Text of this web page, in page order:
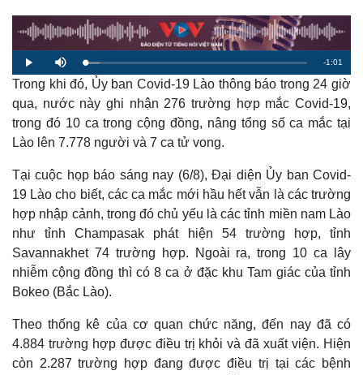
P
l
a
y
M
u
t
e
L
o
a
d
d
6
.
7
1
R
e
m
g
m
-1:01
Trong khi đó, Ủy ban Covid-19 Lào thông báo trong 24 giờ
qua, nước này ghi nhận 276 trường hợp mắc Covid-19,
trong đó 10 ca trong cộng đồng, nâng tổng số ca mắc tại
Lào lên 7.778 người và 7 ca tử vong.
Tại cuộc họp báo sáng nay (6/8), Đại diện Ủy ban Covid-
19 Lào cho biết, các ca mắc mới hầu hết vẫn là các trường
hợp nhập cảnh, trong đó chủ yếu là các tỉnh miền nam Lào
như tỉnh Champasak phát hiện 54 trường hợp, tỉnh
Savannakhet 74 trường hợp. Ngoài ra, trong 10 ca lây
nhiễm cộng đồng thì có 8 ca ở đặc khu Tam giác của tỉnh
Bokeo (Bắc Lào).
Theo thống kê của cơ quan chức năng, đến nay đã có
4.884 trường hợp được điều trị khỏi và đã xuất viện. Hiện
còn 2.287 trường hợp đang được điều trị tại các bệnh